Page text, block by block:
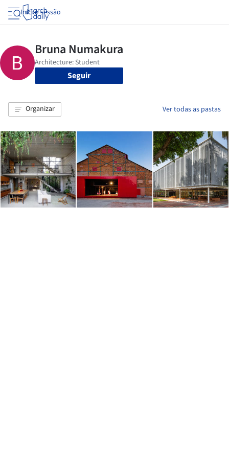
Iniciar sessão
Seguir
Organizar Ver todas as pastas